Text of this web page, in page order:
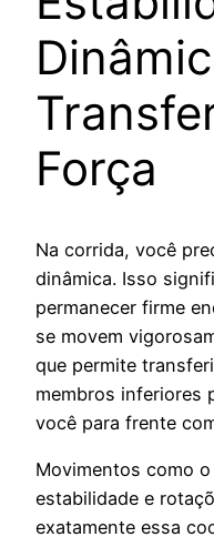
Força
Na corrida, você
dinâmica. Isso
permanecer firme
se movem
que permite
membros inferiores
você para frente
Movimentos como
estabilidade e
exatamente essa